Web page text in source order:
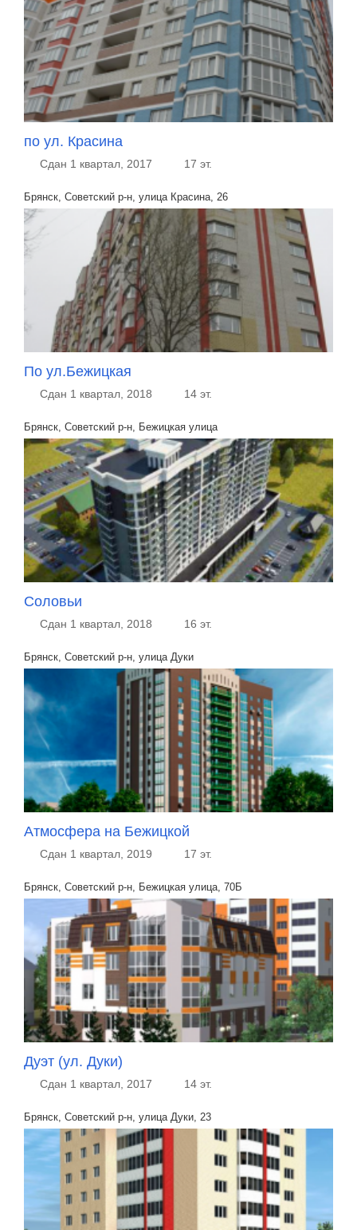
по ул. Красина
Сдан 1 квартал, 2017 17 эт.
Брянск, Советский р-н, улица Красина, 26
По ул.Бежицкая
Сдан 1 квартал, 2018 14 эт.
Брянск, Советский р-н, Бежицкая улица
Соловьи
Сдан 1 квартал, 2018 16 эт.
Брянск, Советский р-н, улица Дуки
Атмосфера на Бежицкой
Сдан 1 квартал, 2019 17 эт.
Брянск, Советский р-н, Бежицкая улица, 70Б
Дуэт (ул. Дуки)
Сдан 1 квартал, 2017 14 эт.
Брянск, Советский р-н, улица Дуки, 23